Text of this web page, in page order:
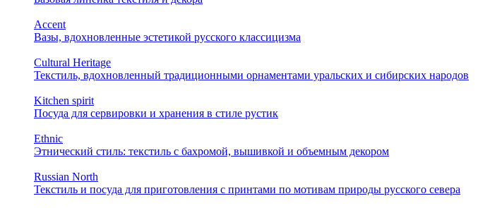
Accent
Вазы, вдохновленные эстетикой русского классицизма
Cultural Heritage
Текстиль, вдохновленный традиционными орнаментами уральских и сибирских народов
Kitchen spirit
Посуда для сервировки и хранения в стиле рустик
Ethnic
Этнический стиль: текстиль с бахромой, вышивкой и объемным декором
Russian North
Текстиль и посуда для приготовления с принтами по мотивам природы русского севера